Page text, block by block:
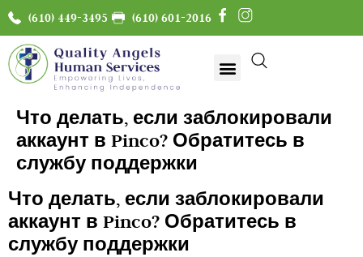
(610) 449-3495 (610) 601-2016
Что делать, если заблокировали
аккаунт в Pinco? Обратитесь в
службу поддержки
Что делать, если заблокировали
аккаунт в Pinco? Обратитесь в
службу поддержки